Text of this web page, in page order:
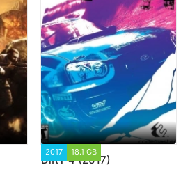
2017 18.1 GB
DiRT 4 (2017)